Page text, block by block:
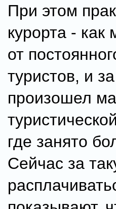
При этом
курорта -
от
туристов, и
произошел
где занято
Сейчас за